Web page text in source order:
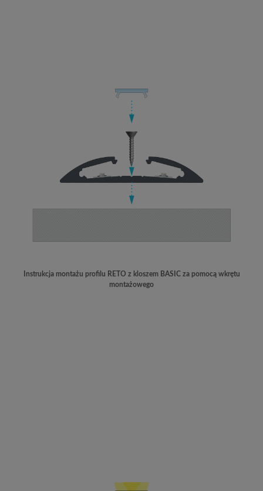
Instrukcja montażu profilu RETO z kloszem BASIC za pomocą wkrętu
montażowego